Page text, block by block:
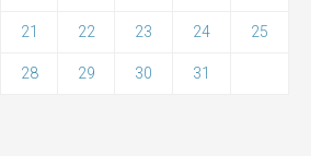
21 22 23 24 25
28 29 30 31